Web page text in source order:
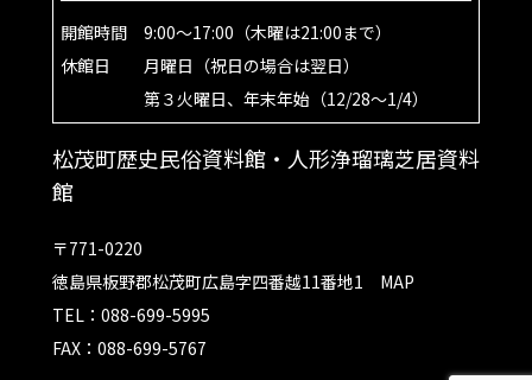
開館時間 9:00～17:00（木曜は21:00まで）
休館日 月曜日（祝日の場合は翌日）
第３火曜日、年末年始（12/28～1/4）
松茂町歴史民俗資料館・人形浄瑠璃芝居資料
館
〒771-0220
徳島県板野郡松茂町広島字四番越11番地1 MAP
TEL：088-699-5995
FAX：088-699-5767